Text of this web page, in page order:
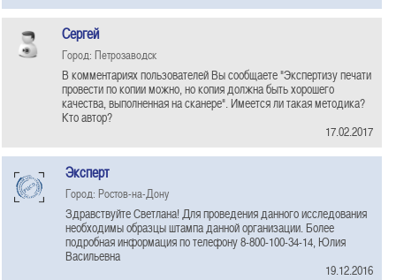
Сергей
Город: Петрозаводск
В комментариях пользователей Вы сообщаете "Экспертизу печати
провести по копии можно, но копия должна быть хорошего
качества, выполненная на сканере". Имеется ли такая методика?
Кто автор?
17.02.2017
Эксперт
Город: Ростов-на-Дону
Здравствуйте Светлана! Для проведения данного исследования
необходимы образцы штампа данной организации. Более
подробная информация по телефону 8-800-100-34-14, Юлия
Васильевна
19.12.2016